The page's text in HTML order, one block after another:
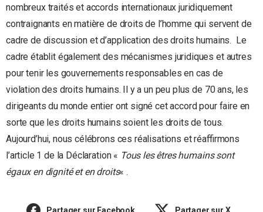
nombreux traités et accords internationaux juridiquement
contraignants en matière de droits de l’homme qui servent de
cadre de discussion et d’application des droits humains. Le
cadre établit également des mécanismes juridiques et autres
pour tenir les gouvernements responsables en cas de
violation des droits humains. Il y a un peu plus de 70 ans, les
dirigeants du monde entier ont signé cet accord pour faire en
sorte que les droits humains soient les droits de tous.
Aujourd’hui, nous célébrons ces réalisations et réaffirmons
l’article 1 de la Déclaration « Tous les êtres humains sont
égaux en dignité et en droits« .